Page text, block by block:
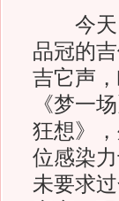
今天，
品冠的
吉它声
《梦一
狂想》
位感染
未要求